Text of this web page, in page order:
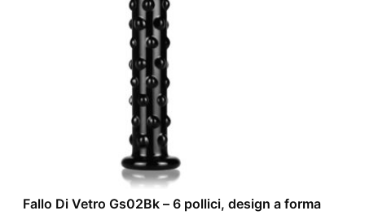
Fallo Di Vetro Gs02Bk – 6 pollici, design a forma